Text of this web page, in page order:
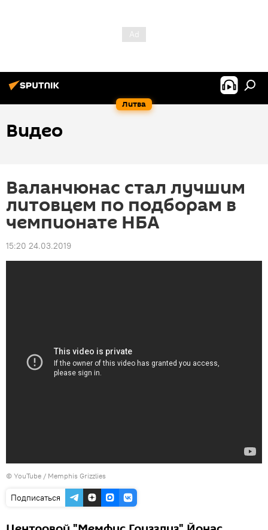
Литва
Видео
Валанчюнас стал лучшим
литовцем по подборам в
чемпионате НБА
15:20 24.03.2019
© YouTube / Memphis Grizzlies
Подписаться